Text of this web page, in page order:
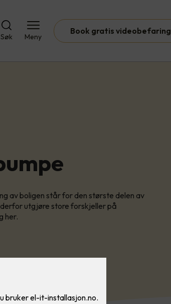
Søk Meny
Book gratis videobefaring
av boligen står for den største delen av
utgjøre store forskjeller på
her.